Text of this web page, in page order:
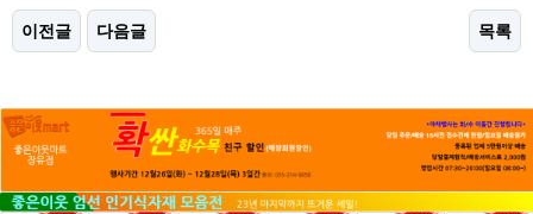
이전글 다음글 목록
본문